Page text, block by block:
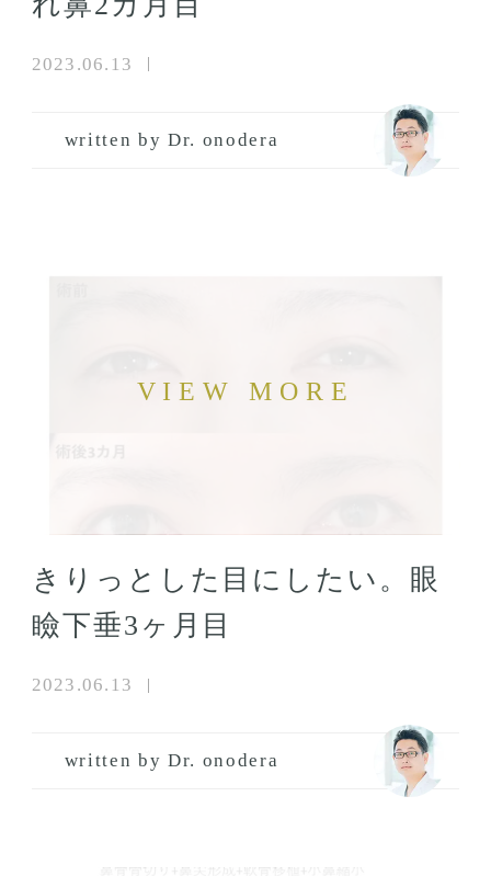
2023.06.13
written by Dr. onodera
きりっとした目にしたい。眼
瞼下垂3ヶ月目
2023.06.13
written by Dr. onodera